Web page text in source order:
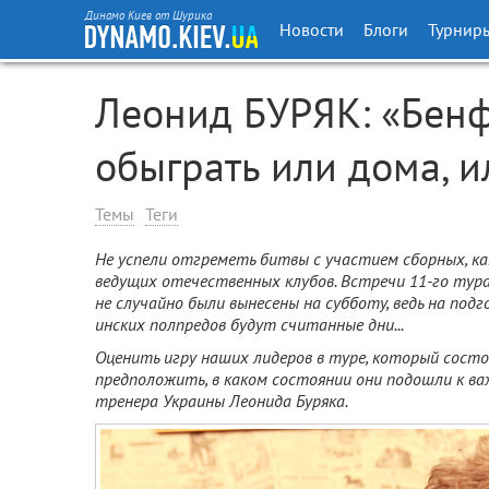
Динамо Киев от Шурика
Новости Блоги
Леонид БУРЯК:
обыграть или дома,
Темы Теги
Не успели отгреметь битвы с участием сборных,
ведущих отечественных клубов. Встречи 11-го
не случайно бы­ли вынесены на субботу, ведь на
инских полпредов будут считанные дни...
Оценить игру наших ли­деров в туре, который
предположить, в каком состоянии они по­дошли к
тренера Украины Леонида Буряка.